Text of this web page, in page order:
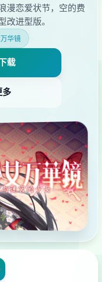
漫恋爱状节，空的费
改进型版。
华镜
载
多